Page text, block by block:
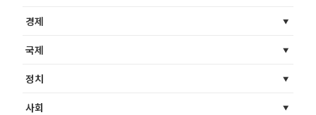
경제
국제
정치
사회